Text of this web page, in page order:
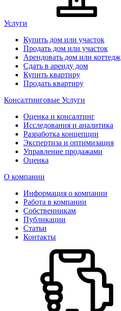
Услуги
Купить дом или участок
Продать дом или участок
Арендовать дом или коттедж
Сдать в аренду дом
Купить квартиру
Продать квартиру
Консалтинговые Услуги
Оценка и консалтинг
Исследования и аналитика
Разработка концепции
Экспертиза и оптимизация
Управление продажами
Оценка
О компании
Информация о компании
Работа в компании
Собственникам
Публикации
Статьи
Контакты